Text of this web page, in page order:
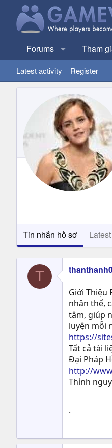
Forums Tham
Latest activity Register
Tin nhắn hồ sơ
T
Giới Thiệu
nhân thể,
tâm, giúp
luyện mỗi
https://
Tất cả tài
Đại Pháp
http://
Thỉnh
`